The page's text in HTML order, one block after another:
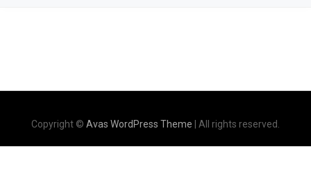
Copyright © Avas WordPress Theme | All rights reserved.